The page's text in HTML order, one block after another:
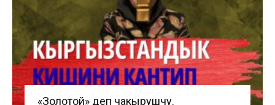
«Золотой» деп чакырушчу.